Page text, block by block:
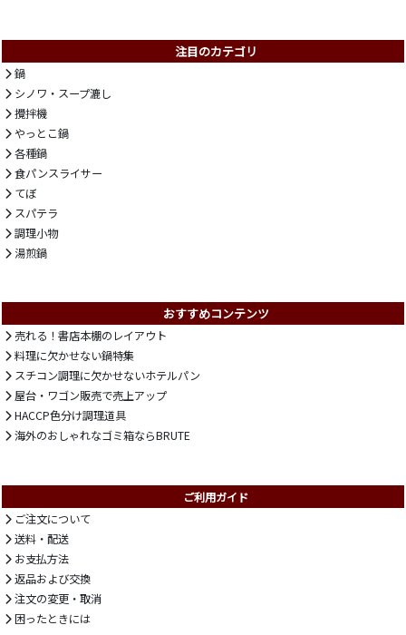
注目のカテゴリ
鍋
シノワ・スープ漉し
攪拌機
やっとこ鍋
各種鍋
食パンスライサー
てぼ
スパテラ
調理小物
湯煎鍋
おすすめコンテンツ
売れる！書店本棚のレイアウト
料理に欠かせない鍋特集
スチコン調理に欠かせないホテルパン
屋台・ワゴン販売で売上アップ
HACCP色分け調理道具
海外のおしゃれなゴミ箱ならBRUTE
ご利用ガイド
ご注文について
送料・配送
お支払方法
返品および交換
注文の変更・取消
困ったときには